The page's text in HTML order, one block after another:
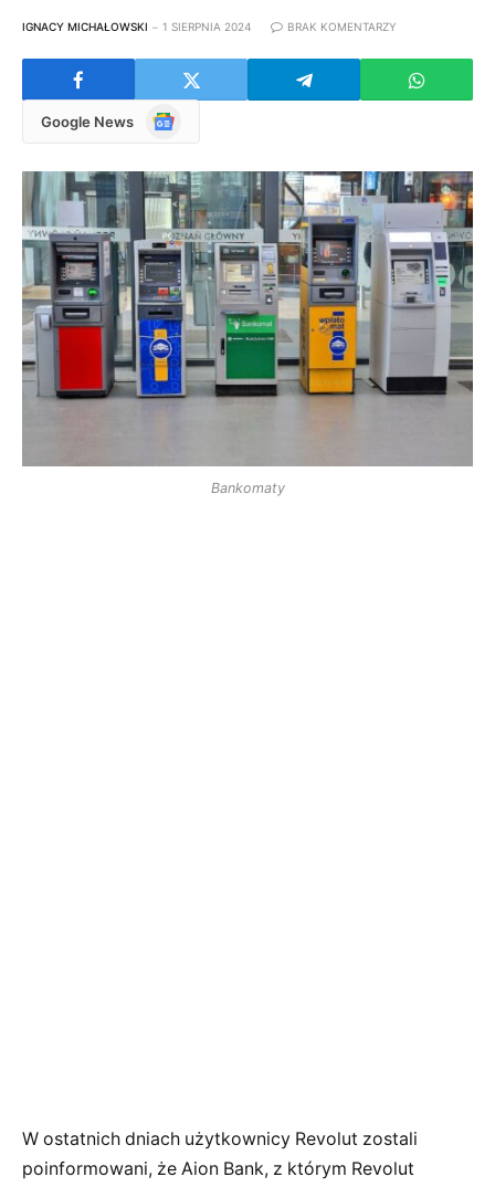
IGNACY MICHAŁOWSKI 1 SIERPNIA 2024 BRAK KOMENTARZY
Google News
Google
Bankomaty
W ostatnich dniach użytkownicy Revolut zostali
poinformowani, że Aion Bank, z którym Revolut